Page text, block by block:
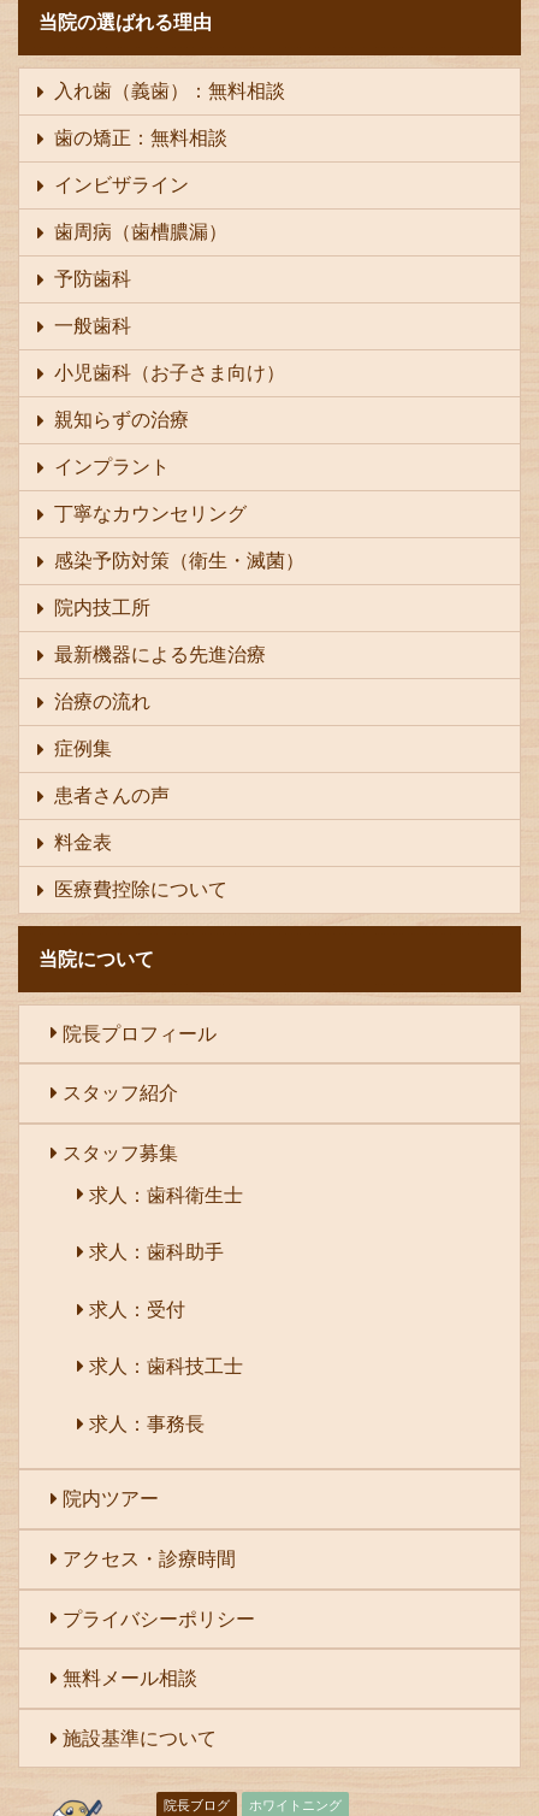
当院の選ばれる理由
入れ歯（義歯）：無料相談
歯の矯正：無料相談
インビザライン
歯周病（歯槽膿漏）
予防歯科
一般歯科
小児歯科（お子さま向け）
親知らずの治療
インプラント
丁寧なカウンセリング
感染予防対策（衛生・滅菌）
院内技工所
最新機器による先進治療
治療の流れ
症例集
患者さんの声
料金表
医療費控除について
当院について
院長プロフィール
スタッフ紹介
スタッフ募集
求人：歯科衛生士
求人：歯科助手
求人：受付
求人：歯科技工士
求人：事務長
院内ツアー
アクセス・診療時間
プライバシーポリシー
無料メール相談
施設基準について
院長ブログ ホワイトニング